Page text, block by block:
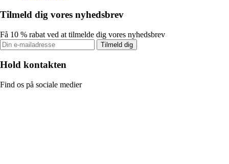
Tilmeld dig vores nyhedsbrev
Få 10 % rabat ved at tilmelde dig vores nyhedsbrev
Tilmeld dig
Hold kontakten
Find os på sociale medier